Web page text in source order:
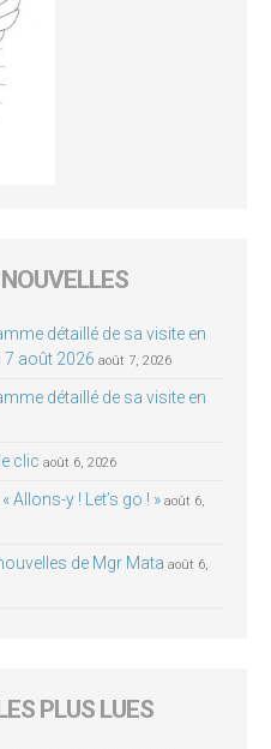
détaillé de sa visite en
7 août 2026 août 7, 2026
détaillé de sa visite en
clic août 6, 2026
Allons-y ! Let’s go ! » août 6,
de Mgr Mata août 6,
PLUS LUES